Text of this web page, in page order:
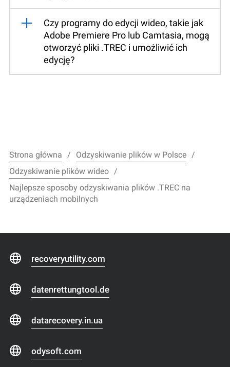
Czy programy do edycji wideo, takie jak
Adobe Premiere Pro lub Camtasia, mogą
otworzyć pliki .TREC i umożliwić ich
edycję?
Strona główna
Odzyskiwanie plików w Polsce
Odzyskiwanie plików wideo
Najlepsze sposoby odzyskiwania plików .TREC na
urządzeniach mobilnych
recoveryutility.com
datenrettungtool.de
datarecovery.in.ua
odysoft.com